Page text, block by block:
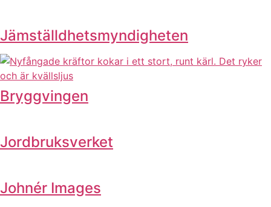
Jämställdhetsmyndigheten
Bryggvingen
Jordbruksverket
Johnér Images